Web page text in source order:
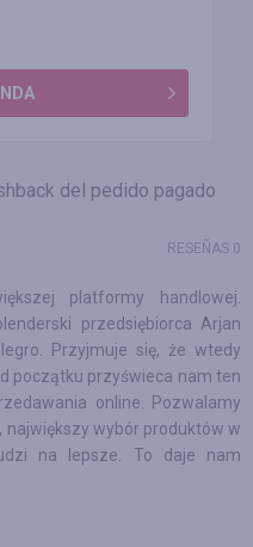
del pedido pagado
RESEÑAS 0
platformy handlowej.
przedsiębiorca Arjan
Przyjmuje się, że wtedy
początku przyświeca nam ten
online. Pozwalamy
wybór produktów w
na lepsze. To daje nam